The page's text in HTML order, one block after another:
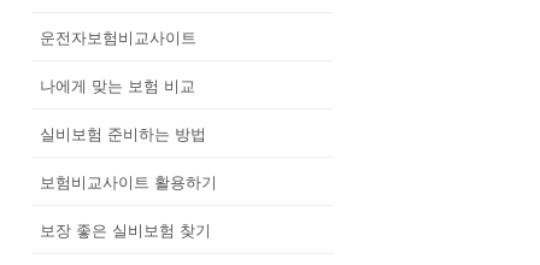
운전자보험비교사이트
나에게 맞는 보험 비교
실비보험 준비하는 방법
보험비교사이트 활용하기
보장 좋은 실비보험 찾기